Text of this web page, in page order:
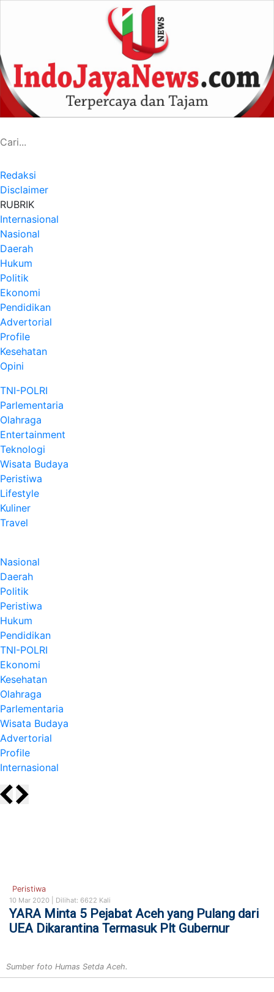
Redaksi
Disclaimer
RUBRIK
Internasional
Nasional
Daerah
Hukum
Politik
Ekonomi
Pendidikan
Advertorial
Profile
Kesehatan
Opini
TNI-POLRI
Parlementaria
Olahraga
Entertainment
Teknologi
Wisata Budaya
Peristiwa
Lifestyle
Kuliner
Travel
Nasional
Daerah
Politik
Peristiwa
Hukum
Pendidikan
TNI-POLRI
Ekonomi
Kesehatan
Olahraga
Parlementaria
Wisata Budaya
Advertorial
Profile
Internasional
Peristiwa
10 Mar 2020 | Dilihat: 6622 Kali
YARA Minta 5 Pejabat Aceh yang Pulang dari
UEA Dikarantina Termasuk Plt Gubernur
Sumber foto Humas Setda Aceh.